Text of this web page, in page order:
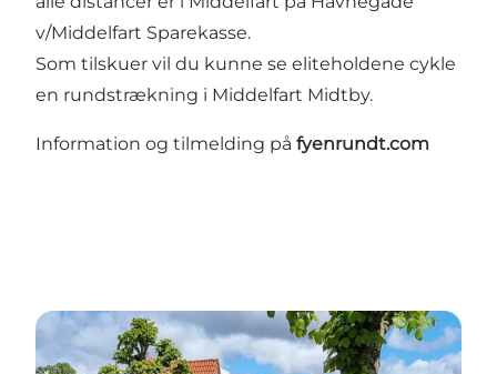
v/Middelfart Sparekasse.
Som tilskuer vil du kunne se eliteholdene cykle
en rundstrækning i Middelfart Midtby.
Information og tilmelding på fyenrundt.com